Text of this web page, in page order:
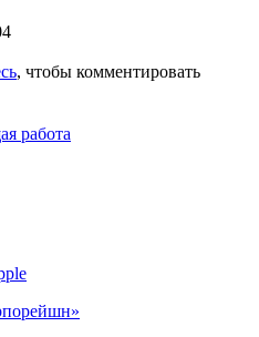
, чтобы комментировать
работа